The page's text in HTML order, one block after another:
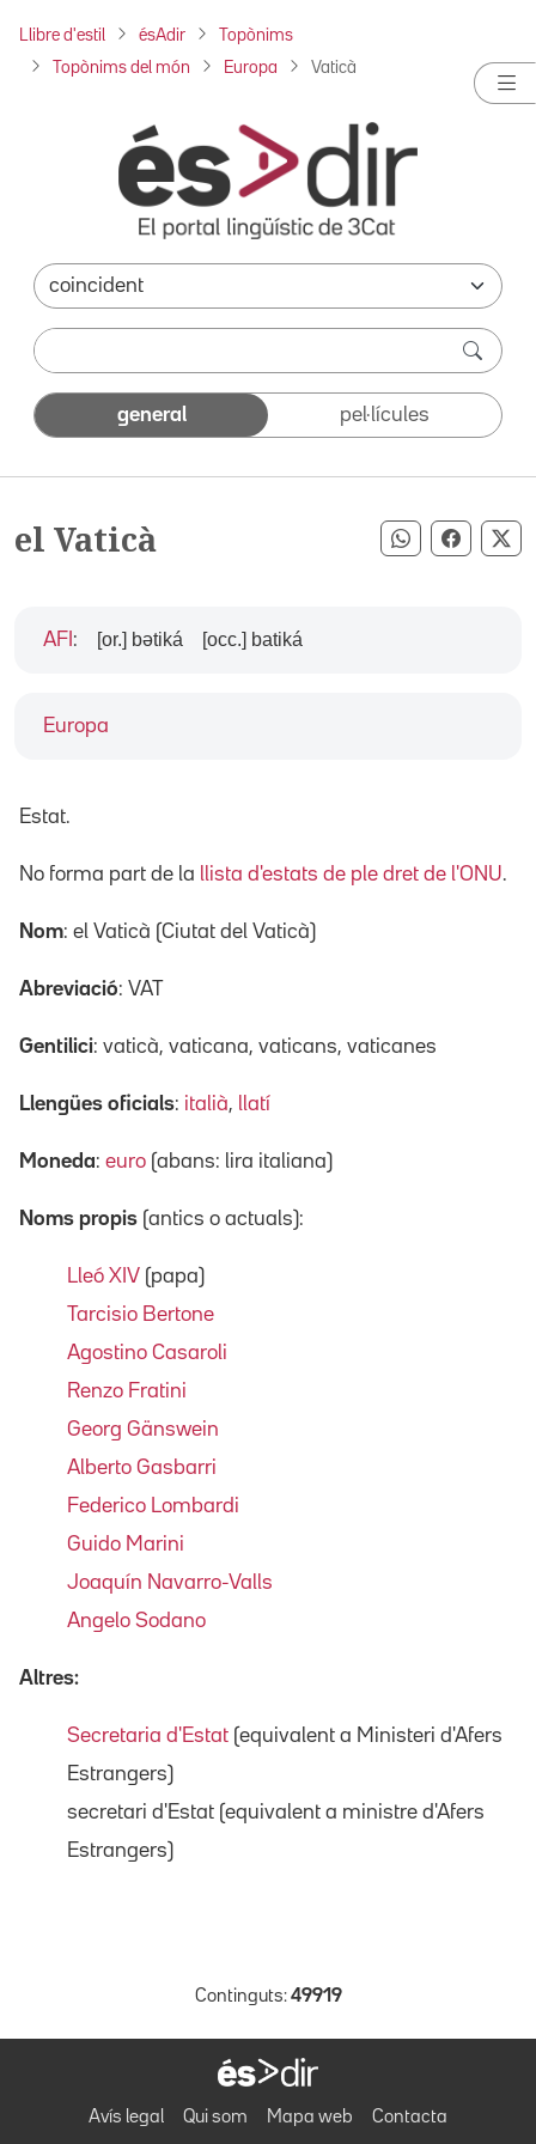
Llibre d'estil ésAdir Topònims
Topònims del món Europa Vaticà
general pel·lícules
el Vaticà Compartir
Europa
AFI : [or.] bətiká [occ.] batiká
Estat.
No forma part de la llista d'estats de ple dret de l'ONU.
Nom: el Vaticà (Ciutat del Vaticà)
Abreviació: VAT
Gentilici: vaticà, vaticana, vaticans, vaticanes
Llengües oficials: italià, llatí
Moneda: euro (abans: lira italiana)
Noms propis (antics o actuals):
Lleó XIV (papa)
Tarcisio Bertone
Agostino Casaroli
Renzo Fratini
Georg Gänswein
Alberto Gasbarri
Federico Lombardi
Guido Marini
Joaquín Navarro-Valls
Angelo Sodano
Altres:
Secretaria d'Estat (equivalent a Ministeri d'Afers
Estrangers)
secretari d'Estat (equivalent a ministre d'Afers
Estrangers)
Continguts: 49919
Avís legal Qui som Mapa web Contacta